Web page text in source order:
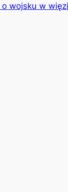
o wojsku w